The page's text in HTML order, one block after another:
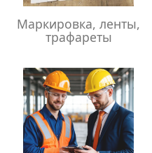
Маркировка, ленты,
трафареты